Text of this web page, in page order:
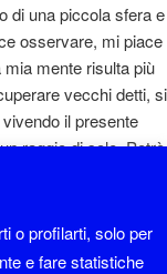
di una piccola sfera e
osservare, mi piace
mente risulta più
vecchi detti, si
il presente
raggio di sole. Potrò
sta così bene ... "
o profilarti, solo per
e fare statistiche